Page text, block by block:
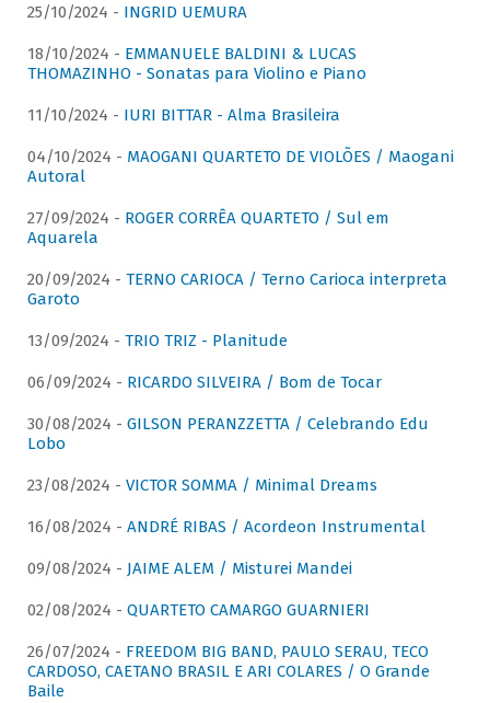
25/10/2024 - INGRID UEMURA
18/10/2024 - EMMANUELE BALDINI & LUCAS
THOMAZINHO - Sonatas para Violino e Piano
11/10/2024 - IURI BITTAR - Alma Brasileira
04/10/2024 - MAOGANI QUARTETO DE VIOLÕES / Maogani
Autoral
27/09/2024 - ROGER CORRÊA QUARTETO / Sul em
Aquarela
20/09/2024 - TERNO CARIOCA / Terno Carioca interpreta
Garoto
13/09/2024 - TRIO TRIZ - Planitude
06/09/2024 - RICARDO SILVEIRA / Bom de Tocar
30/08/2024 - GILSON PERANZZETTA / Celebrando Edu
Lobo
23/08/2024 - VICTOR SOMMA / Minimal Dreams
16/08/2024 - ANDRÉ RIBAS / Acordeon Instrumental
09/08/2024 - JAIME ALEM / Misturei Mandei
02/08/2024 - QUARTETO CAMARGO GUARNIERI
26/07/2024 - FREEDOM BIG BAND, PAULO SERAU, TECO
CARDOSO, CAETANO BRASIL E ARI COLARES / O Grande
Baile